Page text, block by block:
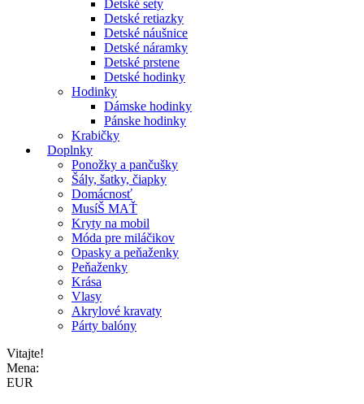
Detské sety
Detské retiazky
Detské náušnice
Detské náramky
Detské prstene
Detské hodinky
Hodinky
Dámske hodinky
Pánske hodinky
Krabičky
Doplnky
Ponožky a pančušky
Šály, šatky, čiapky
Domácnosť
MusíŠ MAŤ
Kryty na mobil
Móda pre miláčikov
Opasky a peňaženky
Peňaženky
Krása
Vlasy
Akrylové kravaty
Párty balóny
Vitajte!
Mena:
EUR